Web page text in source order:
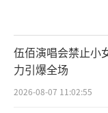
伍佰演唱会禁止小
力引爆全场
2026-08-07 11:02:55